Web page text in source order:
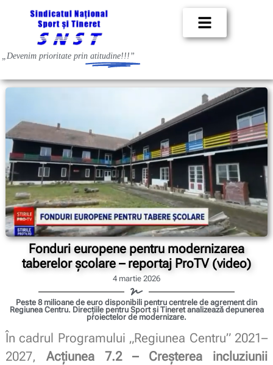
„Devenim prioritate prin atitudine!!!”
Fonduri europene pentru modernizarea
taberelor școlare – reportaj ProTV (video)
4 martie 2026
Peste 8 milioane de euro disponibili pentru centrele de agrement din
Regiunea Centru. Direcțiile pentru Sport și Tineret analizează depunerea
proiectelor de modernizare.
În cadrul Programului „Regiunea Centru” 2021–
2027, Acțiunea 7.2 – Creșterea incluziunii